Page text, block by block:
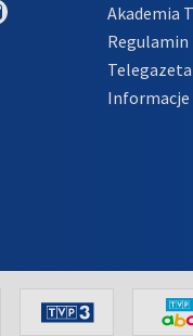
Akademia
Informacje